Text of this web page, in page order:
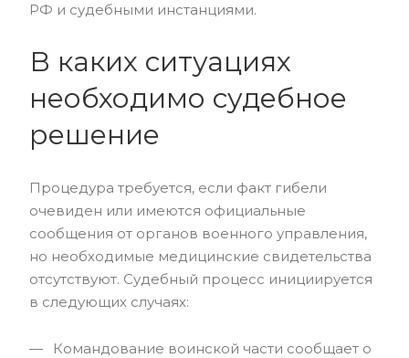
РФ и судебными инстанциями.
В каких ситуациях
необходимо судебное
решение
Процедура требуется, если факт гибели
очевиден или имеются официальные
сообщения от органов военного управления,
но необходимые медицинские свидетельства
отсутствуют. Судебный процесс инициируется
в следующих случаях:
Командование воинской части сообщает о